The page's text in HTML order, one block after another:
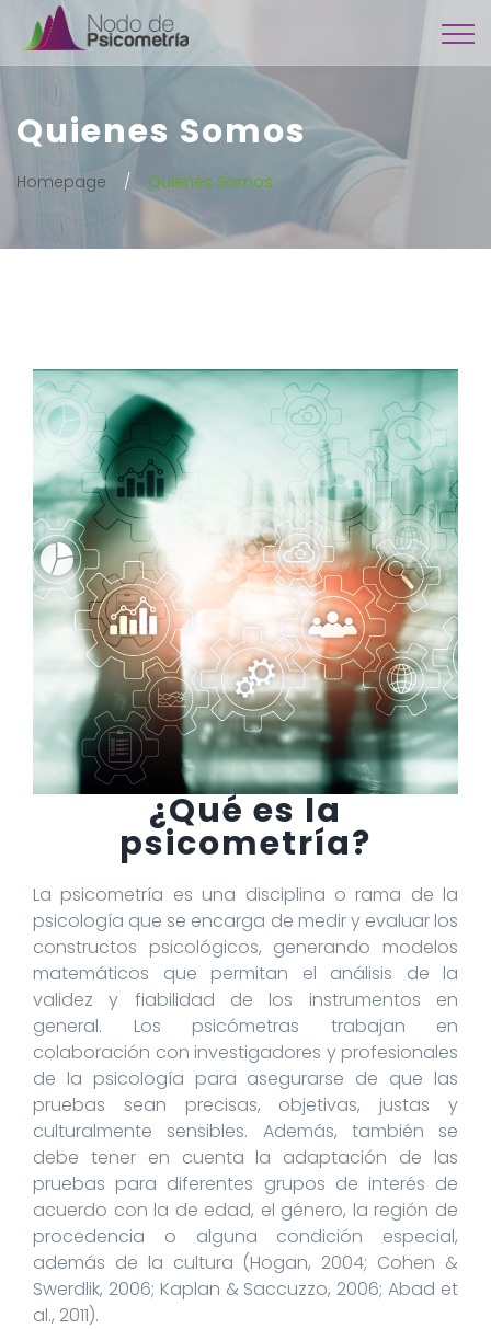
Quienes Somos
Homepage Quienes Somos
¿Qué es la
psicometría?
La psicometría es una disciplina o rama de la
psicología que se encarga de medir y evaluar los
constructos psicológicos, generando modelos
matemáticos que permitan el análisis de la
validez y fiabilidad de los instrumentos en
general. Los psicómetras trabajan en
colaboración con investigadores y profesionales
de la psicología para asegurarse de que las
pruebas sean precisas, objetivas, justas y
culturalmente sensibles. Además, también se
debe tener en cuenta la adaptación de las
pruebas para diferentes grupos de interés de
acuerdo con la de edad, el género, la región de
procedencia o alguna condición especial,
además de la cultura (Hogan, 2004; Cohen &
Swerdlik, 2006; Kaplan & Saccuzzo, 2006; Abad et
al., 2011).